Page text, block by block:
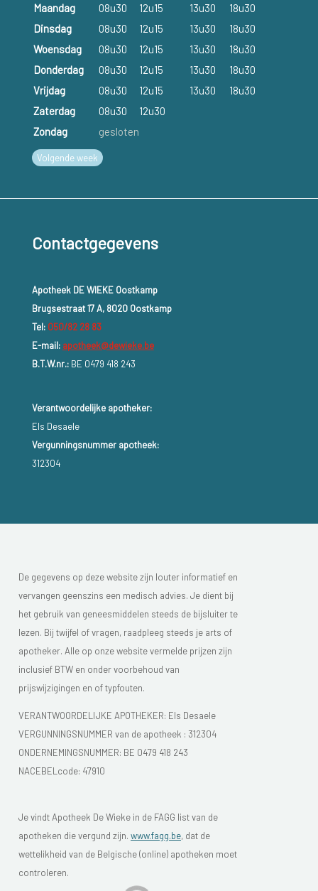
Maandag 08u30 12u15 13u30
18u30
Dinsdag
08u30 12u15 13u30
18u30
Woensdag
08u30 12u15 13u30
18u30
Donderdag
08u30 12u15 13u30
18u30
Vrijdag
08u30 12u15 13u30
18u30
Zaterdag
08u30
12u30
Zondag
gesloten
Volgende week
Contactgegevens
Apotheek DE WIEKE Oostkamp
Brugsestraat 17 A, 8020 Oostkamp
Tel: 050/82 28 83
E-mail: apotheek@dewieke.be
B.T.W.nr.:BE 0479 418 243
Verantwoordelijke apotheker:
Els Desaele
Vergunningsnummer apotheek:
312304
De gegevens op deze website zijn louter informatief en
vervangen geenszins een medisch advies. Je dient bij
het gebruik van geneesmiddelen steeds de bijsluiter te
lezen. Bij twijfel of vragen, raadpleeg steeds je arts of
apotheker. Alle op onze website vermelde prijzen zijn
inclusief BTW en onder voorbehoud van
prijswijzigingen en of typfouten.
VERANTWOORDELIJKE APOTHEKER: Els Desaele
VERGUNNINGSNUMMER van de apotheek : 312304
ONDERNEMINGSNUMMER: BE 0479 418 243
NACEBELcode: 47910
Je vindt Apotheek De Wieke in de FAGG list van de
apotheken die vergund zijn. www.fagg.be, dat de
wettelikheid van de Belgische (online) apotheken moet
controleren.